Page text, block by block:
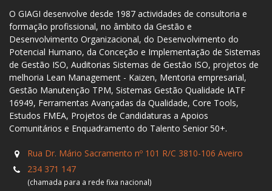
O GIAGI desenvolve desde 1987 actividades de consultoria e
formação profissional, no âmbito da Gestão e
Desenvolvimento Organizacional, do Desenvolvimento do
Potencial Humano, da Conceção e Implementação de Sistemas
de Gestão ISO, Auditorias Sistemas de Gestão ISO, projetos de
melhoria Lean Management - Kaizen, Mentoria empresarial,
Gestão Manutenção TPM, Sistemas Gestão Qualidade IATF
16949, Ferramentas Avançadas da Qualidade, Core Tools,
Estudos FMEA, Projetos de Candidaturas a Apoios
Comunitários e Enquadramento do Talento Senior 50+.
Rua Dr. Mário Sacramento nº 101 R/C 3810-106 Aveiro
234 371 147
(chamada para a rede fixa nacional)